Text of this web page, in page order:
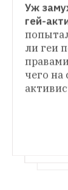
Уж
гей-
ли геи
чего на